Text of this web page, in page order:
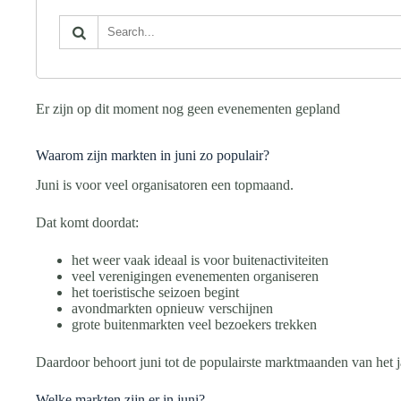
Er zijn op dit moment nog geen evenementen gepland
Waarom zijn markten in juni zo populair?
Juni is voor veel organisatoren een topmaand.
Dat komt doordat:
het weer vaak ideaal is voor buitenactiviteiten
veel verenigingen evenementen organiseren
het toeristische seizoen begint
avondmarkten opnieuw verschijnen
grote buitenmarkten veel bezoekers trekken
Daardoor behoort juni tot de populairste marktmaanden van het